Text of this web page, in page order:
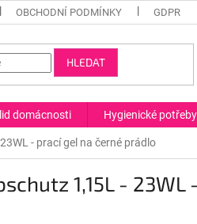
OBCHODNÍ PODMÍNKY GDPR
HLEDAT
domácnosti Hygienické potřeby
- prací gel na černé prádlo
1,15L -